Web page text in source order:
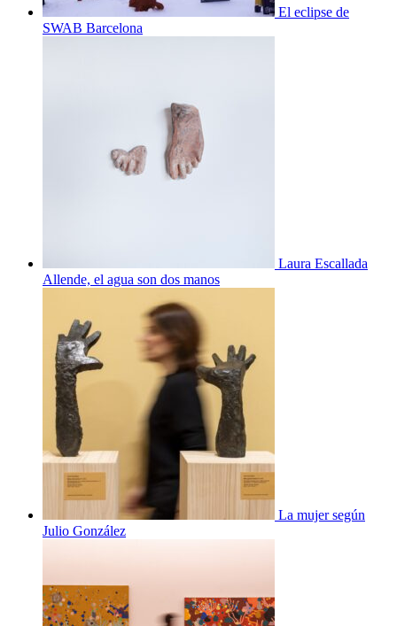
El eclipse de
SWAB Barcelona
Laura Escallada
Allende, el agua son dos manos
La mujer según
Julio González